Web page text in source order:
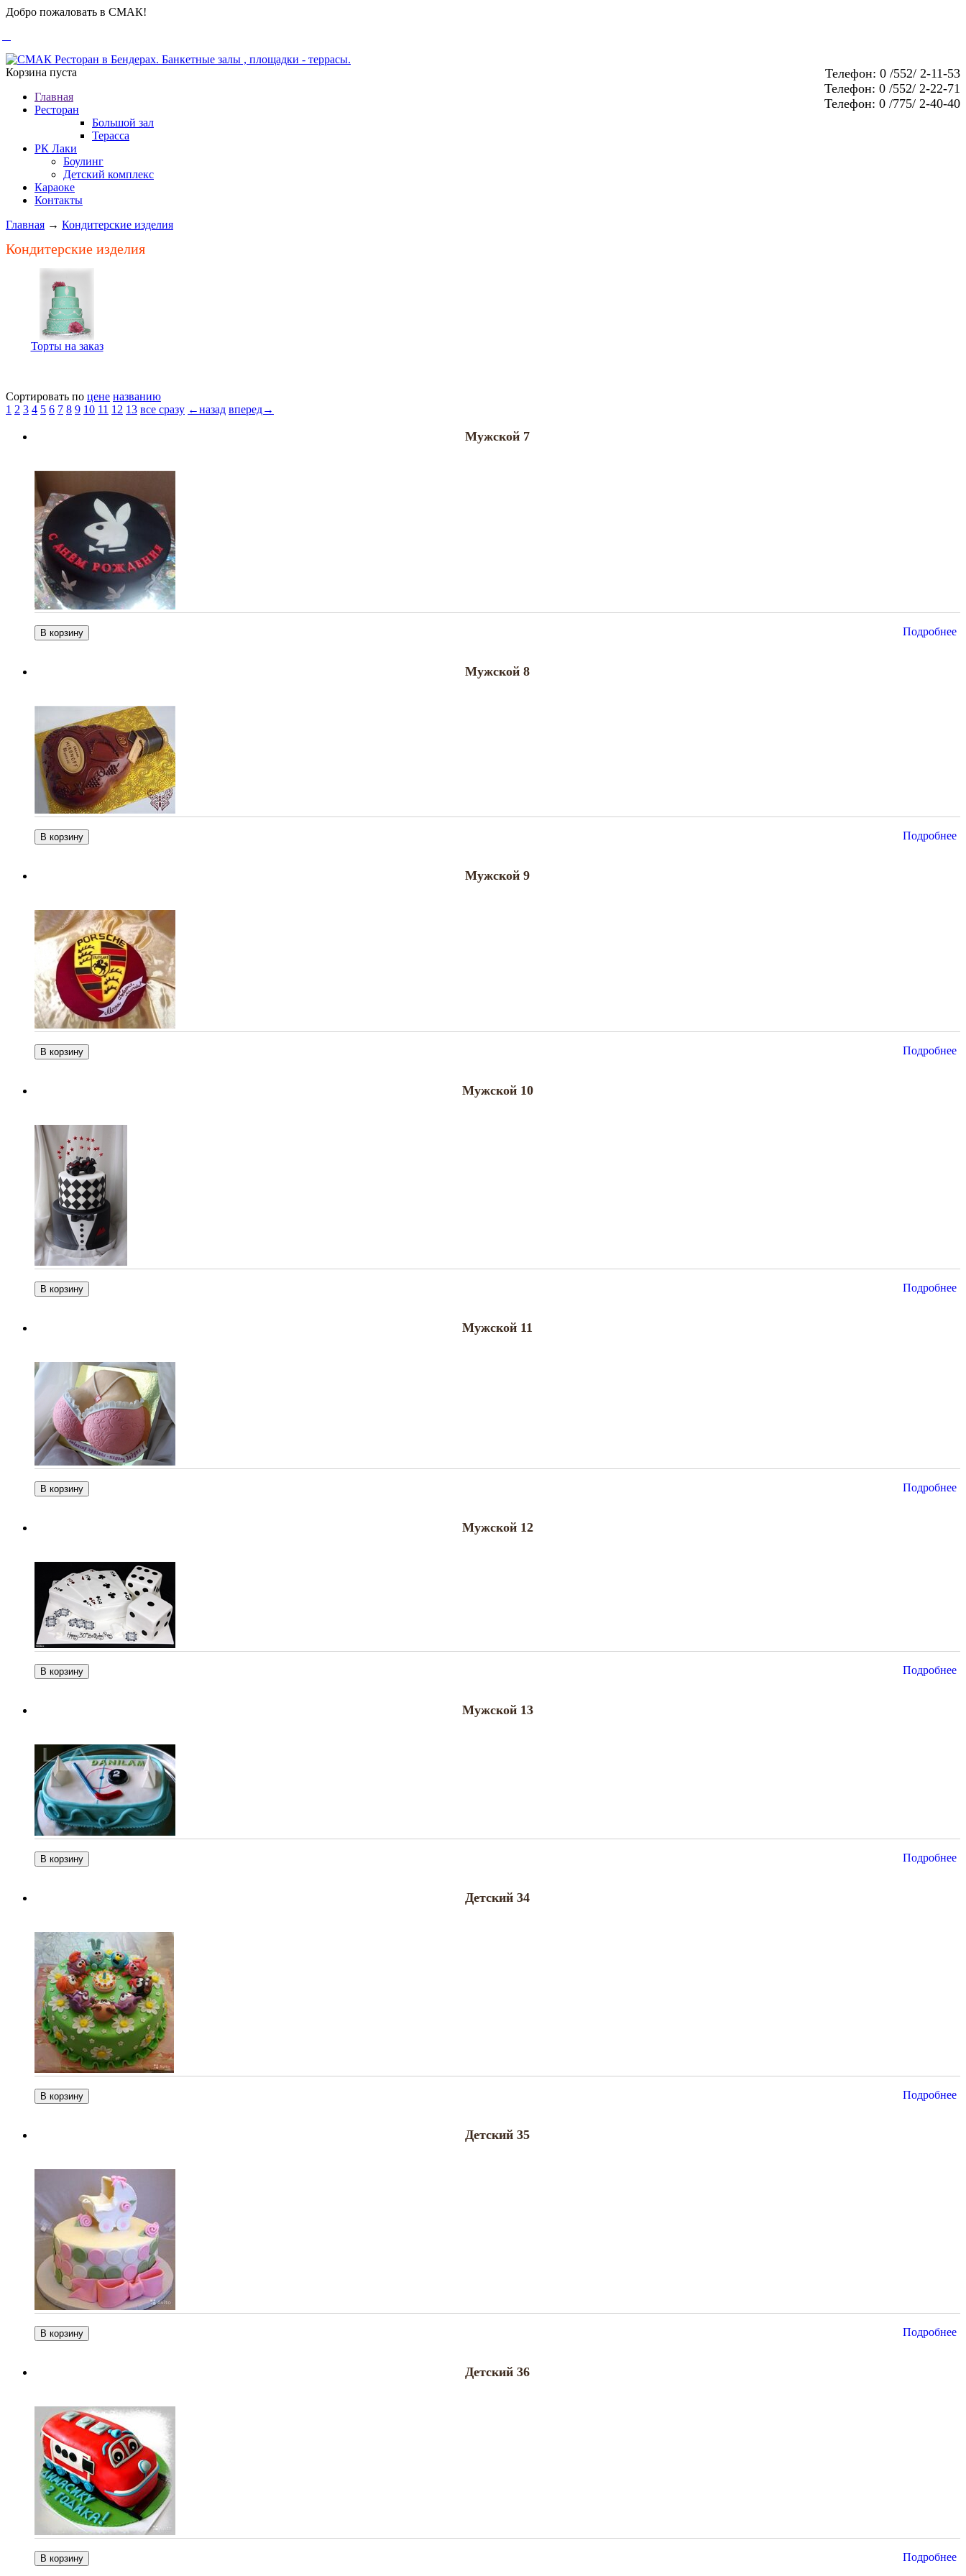
Добро пожаловать в СМАК!
Телефон: 0 /552/ 2-11-53
Телефон: 0 /552/ 2-22-71
Телефон: 0 /775/ 2-40-40
Корзина пуста
Главная
Ресторан
Большой зал
Терасса
РК Лаки
Боулинг
Детский комплекс
Караоке
Контакты
Главная → Кондитерские изделия
Кондитерские изделия
Торты на заказ
Сортировать по цене названию
1 2 3 4 5 6 7 8 9 10 11 12 13 все сразу ←назад вперед→
Мужской 7
Подробнее
Мужской 8
Подробнее
Мужской 9
Подробнее
Мужской 10
Подробнее
Мужской 11
Подробнее
Мужской 12
Подробнее
Мужской 13
Подробнее
Детский 34
Подробнее
Детский 35
Подробнее
Детский 36
Подробнее